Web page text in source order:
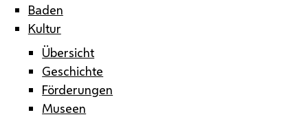
Baden
Kultur
Übersicht
Geschichte
Förderungen
Museen